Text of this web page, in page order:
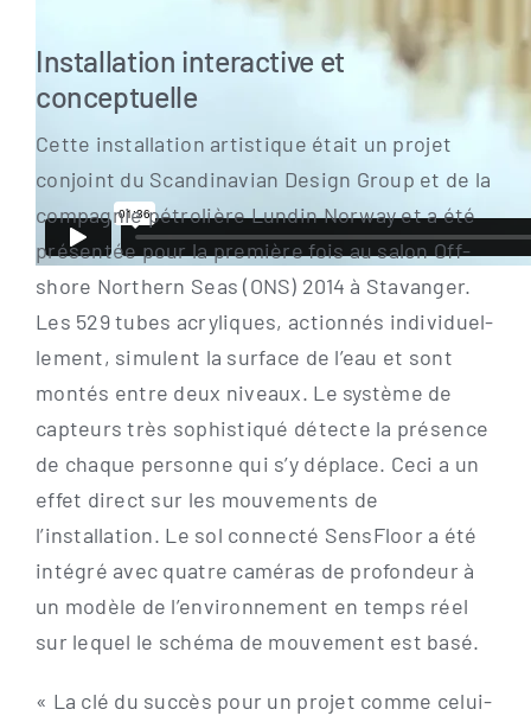
Installation interactive et
conceptuelle
Cet­te instal­la­ti­on artis­tique était un pro­jet
con­joint du Scan­di­na­vi­an Design Group et de la
com­pa­gnie pétro­liè­re Lun­din Nor­way et a été
pré­sen­tée pour la pre­miè­re fois au salon Off­
shore Nor­t­hern Seas (ONS) 2014 à Sta­van­ger.
Les 529 tubes acryli­ques, action­nés indi­vi­du­el­
le­ment, simu­lent la sur­face de l’eau et sont
mon­tés ent­re deux niveaux. Le sys­tème de
cap­teurs très sophis­ti­qué détec­te la pré­sence
de chaque per­son­ne qui s’y déplace. Ceci a un
effet direct sur les mou­ve­ments de
l’installation. Le sol con­nec­té Sen­s­Flo­or a été
inté­g­ré avec quat­re camé­ras de pro­fon­deur à
un modè­le de l’environnement en temps réel
sur lequel le sché­ma de mou­ve­ment est basé.
« La clé du suc­cès pour un pro­jet com­me celui-